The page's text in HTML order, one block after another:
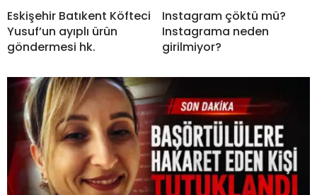
Eskişehir Batıkent Köfteci
Yusuf’un ayıplı ürün
göndermesi hk.
Instagram çöktü mü?
Instagrama neden
girilmiyor?